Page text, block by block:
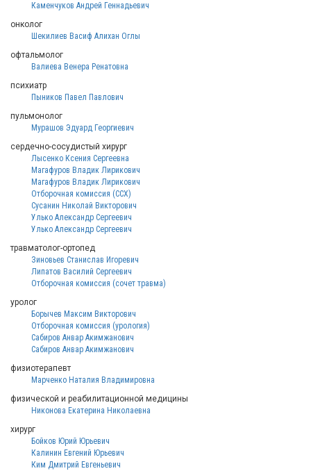
Каменчуков Андрей Геннадьевич
онколог
Шекилиев Васиф Алихан Оглы
офтальмолог
Валиева Венера Ренатовна
психиатр
Пыников Павел Павлович
пульмонолог
Мурашов Эдуард Георгиевич
сердечно-сосудистый хирург
Лысенко Ксения Сергеевна
Магафуров Владик Лирикович
Магафуров Владик Лирикович
Отборочная комиссия (ССХ)
Сусанин Николай Викторович
Улько Александр Сергеевич
Улько Александр Сергеевич
травматолог-ортопед
Зиновьев Станислав Игоревич
Липатов Василий Сергеевич
Отборочная комиссия (сочет травма)
уролог
Борычев Максим Викторович
Отборочная комиссия (урология)
Сабиров Анвар Акимжанович
Сабиров Анвар Акимжанович
физиотерапевт
Марченко Наталия Владимировна
физической и реабилитационной медицины
Никонова Екатерина Николаевна
хирург
Бойков Юрий Юрьевич
Калинин Евгений Юрьевич
Ким Дмитрий Евгеньевич